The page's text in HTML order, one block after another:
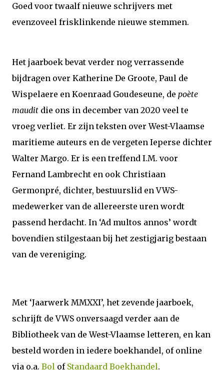
Goed voor twaalf nieuwe schrijvers met
evenzoveel frisklinkende nieuwe stemmen.
Het jaarboek bevat verder nog verrassende
bijdragen over Katherine De Groote, Paul de
Wispelaere en Koenraad Goudeseune, de poète
maudit die ons in december van 2020 veel te
vroeg verliet. Er zijn teksten over West-Vlaamse
maritieme auteurs en de vergeten Ieperse dichter
Walter Margo. Er is een treffend I.M. voor
Fernand Lambrecht en ook Christiaan
Germonpré, dichter, bestuurslid en VWS-
medewerker van de allereerste uren wordt
passend herdacht. In ‘Ad multos annos’ wordt
bovendien stilgestaan bij het zestigjarig bestaan
van de vereniging.
Met ‘Jaarwerk MMXXI’, het zevende jaarboek,
schrijft de VWS onversaagd verder aan de
Bibliotheek van de West-Vlaamse letteren, en kan
besteld worden in iedere boekhandel, of online
via o.a. Bol of Standaard Boekhandel.